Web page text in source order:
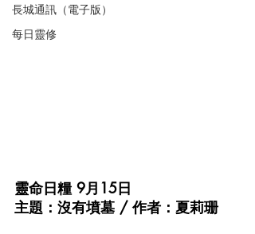
長城通訊（電子版）
每日靈修
靈命日糧 9月15日
主題：沒有墳墓 / 作者：夏莉珊